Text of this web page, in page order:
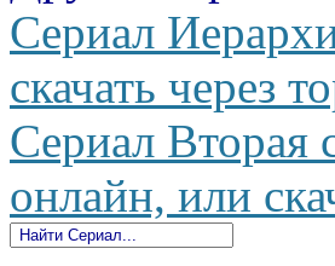
Сериал
скачать через
Сериал Вторая
онлайн, или